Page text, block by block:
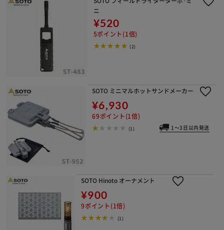
ニ
¥520
5ポイント(1倍)
(2)
SOTO ミニマルホットサンドメーカー
¥6,930
69ポイント(1倍)
(1) 1～3日以内発送
SOTO Hinoto オーナメント
¥900
9ポイント(1倍)
(1)